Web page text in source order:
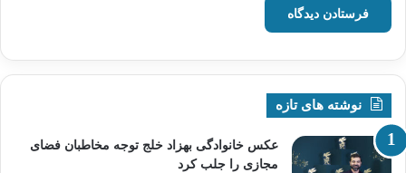
نوشته های تازه
عکس خانوادگی بهزاد خلج توجه مخاطبان فضای
مجازی را جلب کرد